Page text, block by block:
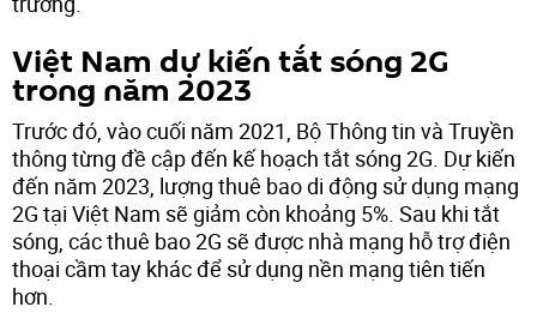
Việt Nam dự kiến tắt sóng 2G
trong năm 2023
Trước đó, vào cuối năm 2021, Bộ Thông tin và Truyền
thông từng đề cập đến kế hoạch tắt sóng 2G. Dự kiến
đến năm 2023, lượng thuê bao di động sử dụng mạng
2G tại Việt Nam sẽ giảm còn khoảng 5%. Sau khi tắt
sóng, các thuê bao 2G sẽ được nhà mạng hỗ trợ điện
thoại cầm tay khác để sử dụng nền mạng tiên tiến
hơn.